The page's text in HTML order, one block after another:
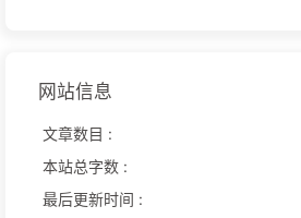
网站信息
文章数目 :
本站总字数 :
最后更新时间 :